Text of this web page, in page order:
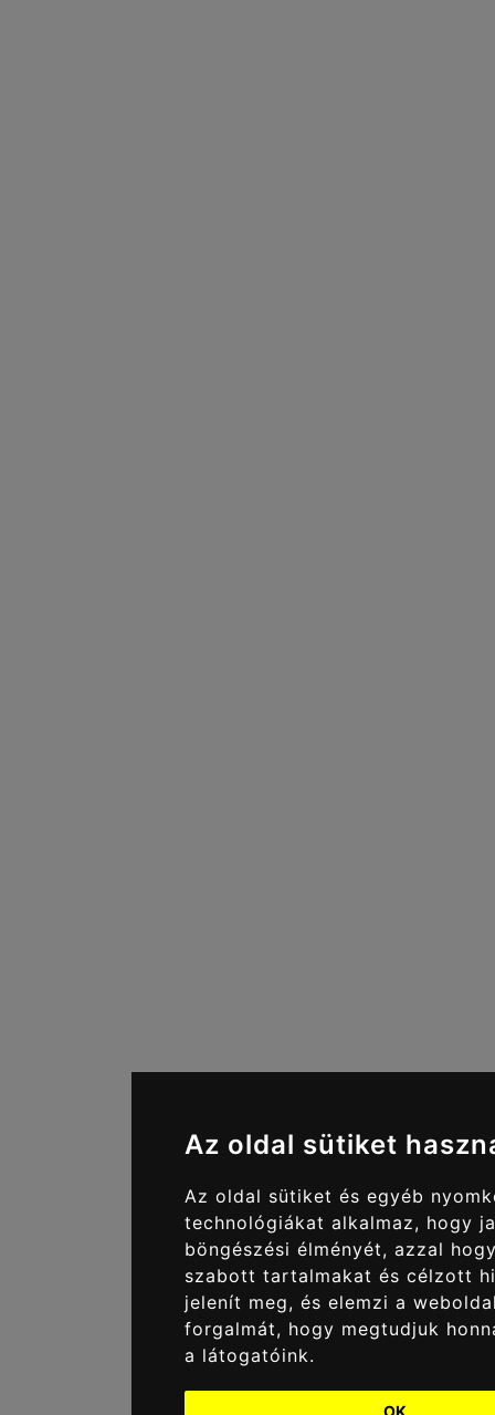
Az oldal sütiket
Az oldal sütiket és egyéb
technológiákat alkalmaz, hogy
böngészési élményét, azzal
szabott tartalmakat és célzott
jelenít meg, és elemzi a
forgalmát, hogy megtudjuk
a látogatóink.
OK